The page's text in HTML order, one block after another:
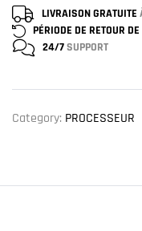
LIVRAISON GRATUITE
PÉRIODE DE RETOUR DE
24/7SUPPORT
Category: PROCESSEUR